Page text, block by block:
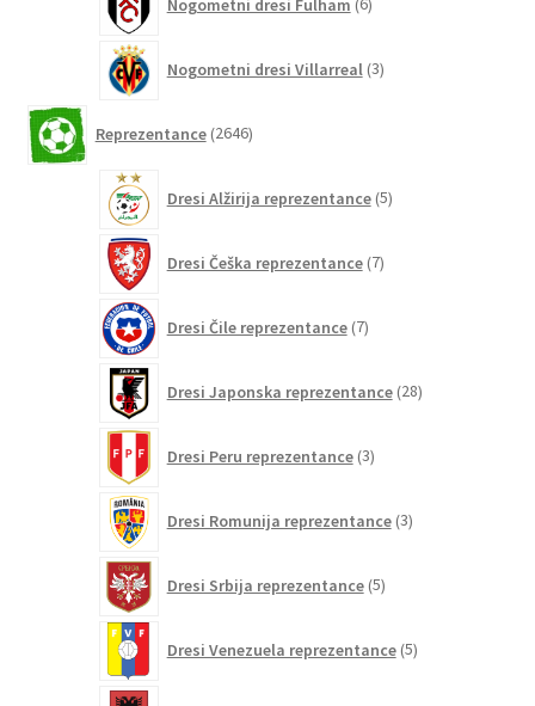
izdelkov
Nogometni dresi Villarreal 3izdelki
Reprezentance 2646izdelkov
Dresi Alžirija reprezentance 5izdelkov
Dresi Češka reprezentance 7izdelkov
Dresi Čile reprezentance 7izdelkov
Dresi Japonska reprezentance 28izdelkov
Dresi Peru reprezentance 3izdelki
Dresi Romunija reprezentance 3izdelki
Dresi Srbija reprezentance 5izdelkov
Dresi Venezuela reprezentance 5izdelkov